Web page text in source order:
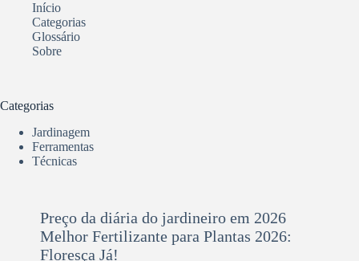
Início
Categorias
Glossário
Sobre
Categorias
Jardinagem
Ferramentas
Técnicas
Preço da diária do jardineiro em 2026
Melhor Fertilizante para Plantas 2026:
Floresça Já!